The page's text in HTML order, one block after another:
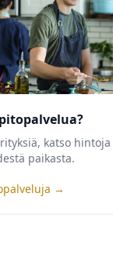
katso
paikasta.
→